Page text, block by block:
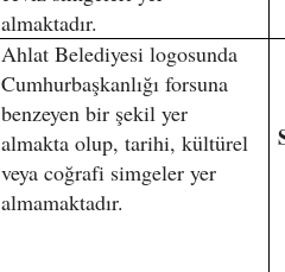
almaktadır.
Ahlat Belediyesi logosunda
Cumhurbaşkanlığı forsuna
benzeyen bir şekil yer
almakta olup, tarihi, kültürel
veya coğrafi simgeler yer
almamaktadır.